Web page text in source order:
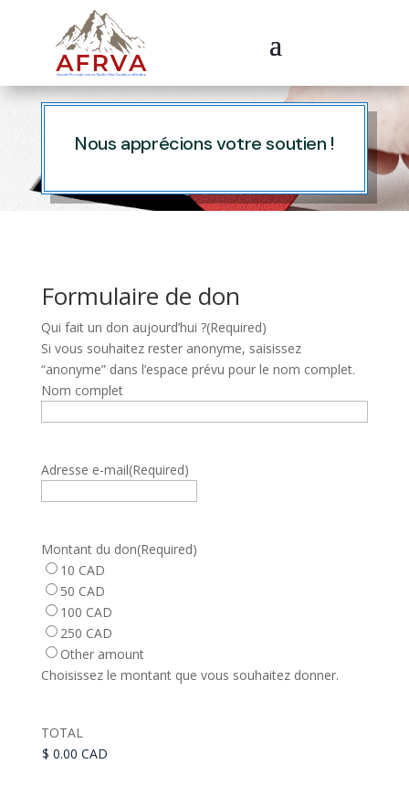
Nous apprécions votre soutien !
Formulaire de don
Qui fait un don aujourd’hui ?(Required)
Si vous souhaitez rester anonyme, saisissez
“anonyme” dans l’espace prévu pour le nom complet.
Nom complet
Adresse e-mail(Required)
Montant du don(Required)
10 CAD
50 CAD
100 CAD
250 CAD
Other amount
Choisissez le montant que vous souhaitez donner.
TOTAL